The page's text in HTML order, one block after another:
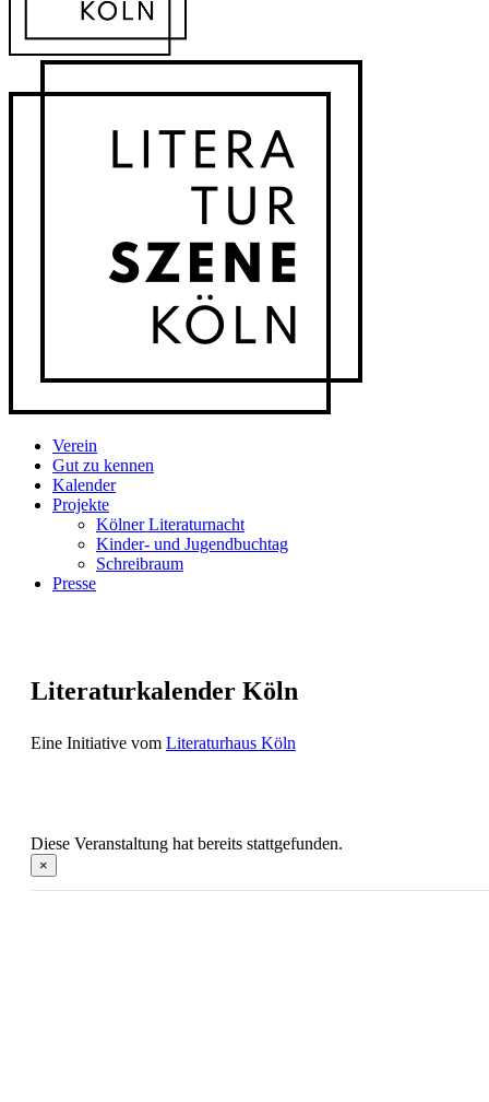
Verein
Gut zu kennen
Kalender
Projekte
Kölner Literaturnacht
Kinder- und Jugendbuchtag
Schreibraum
Presse
Literaturkalender Köln
Eine Initiative vom Literaturhaus Köln
Diese Veranstaltung hat bereits stattgefunden.
×